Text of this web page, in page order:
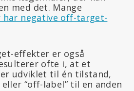
med det. Mange
negative off-target-
effekter er også
ofte i, at et
udviklet til én tilstand,
“off-label” til en anden